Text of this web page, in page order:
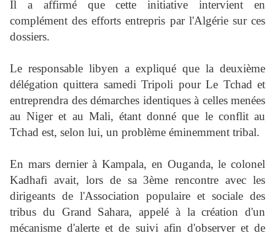
Il a affirmé que cette initiative intervient en
complément des efforts entrepris par l'Algérie sur ces
dossiers.
Le responsable libyen a expliqué que la deuxième
délégation quittera samedi Tripoli pour Le Tchad et
entreprendra des démarches identiques à celles menées
au Niger et au Mali, étant donné que le conflit au
Tchad est, selon lui, un problème éminemment tribal.
En mars dernier à Kampala, en Ouganda, le colonel
Kadhafi avait, lors de sa 3ème rencontre avec les
dirigeants de l'Association populaire et sociale des
tribus du Grand Sahara, appelé à la création d'un
mécanisme d'alerte et de suivi afin d'observer et de